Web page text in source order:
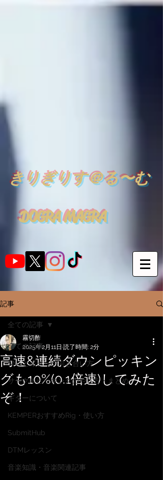
きりぎりす＠る〜む
DOGRA MAGRA
記事
全ての記事
SNSとギターの向き合い方
サークルピッキングのやり方・まとめ
ギターについて
KEMPERおすすめRig・使い方
SubmitHub
DTMレッスン
音楽知識・音楽関連記事
全ての記事
高速&連続ダウンピッキン
グも10%(0.1倍速)してみた
ぞ！
霧切酢
2025年2月11日 読了時間: 2分